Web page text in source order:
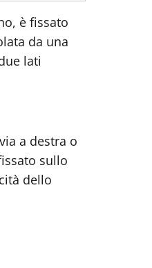
è fissato
da una
lati
a destra o
sullo
dello